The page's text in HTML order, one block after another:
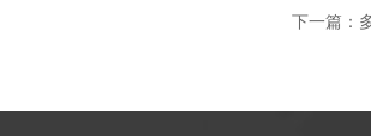
下一篇：